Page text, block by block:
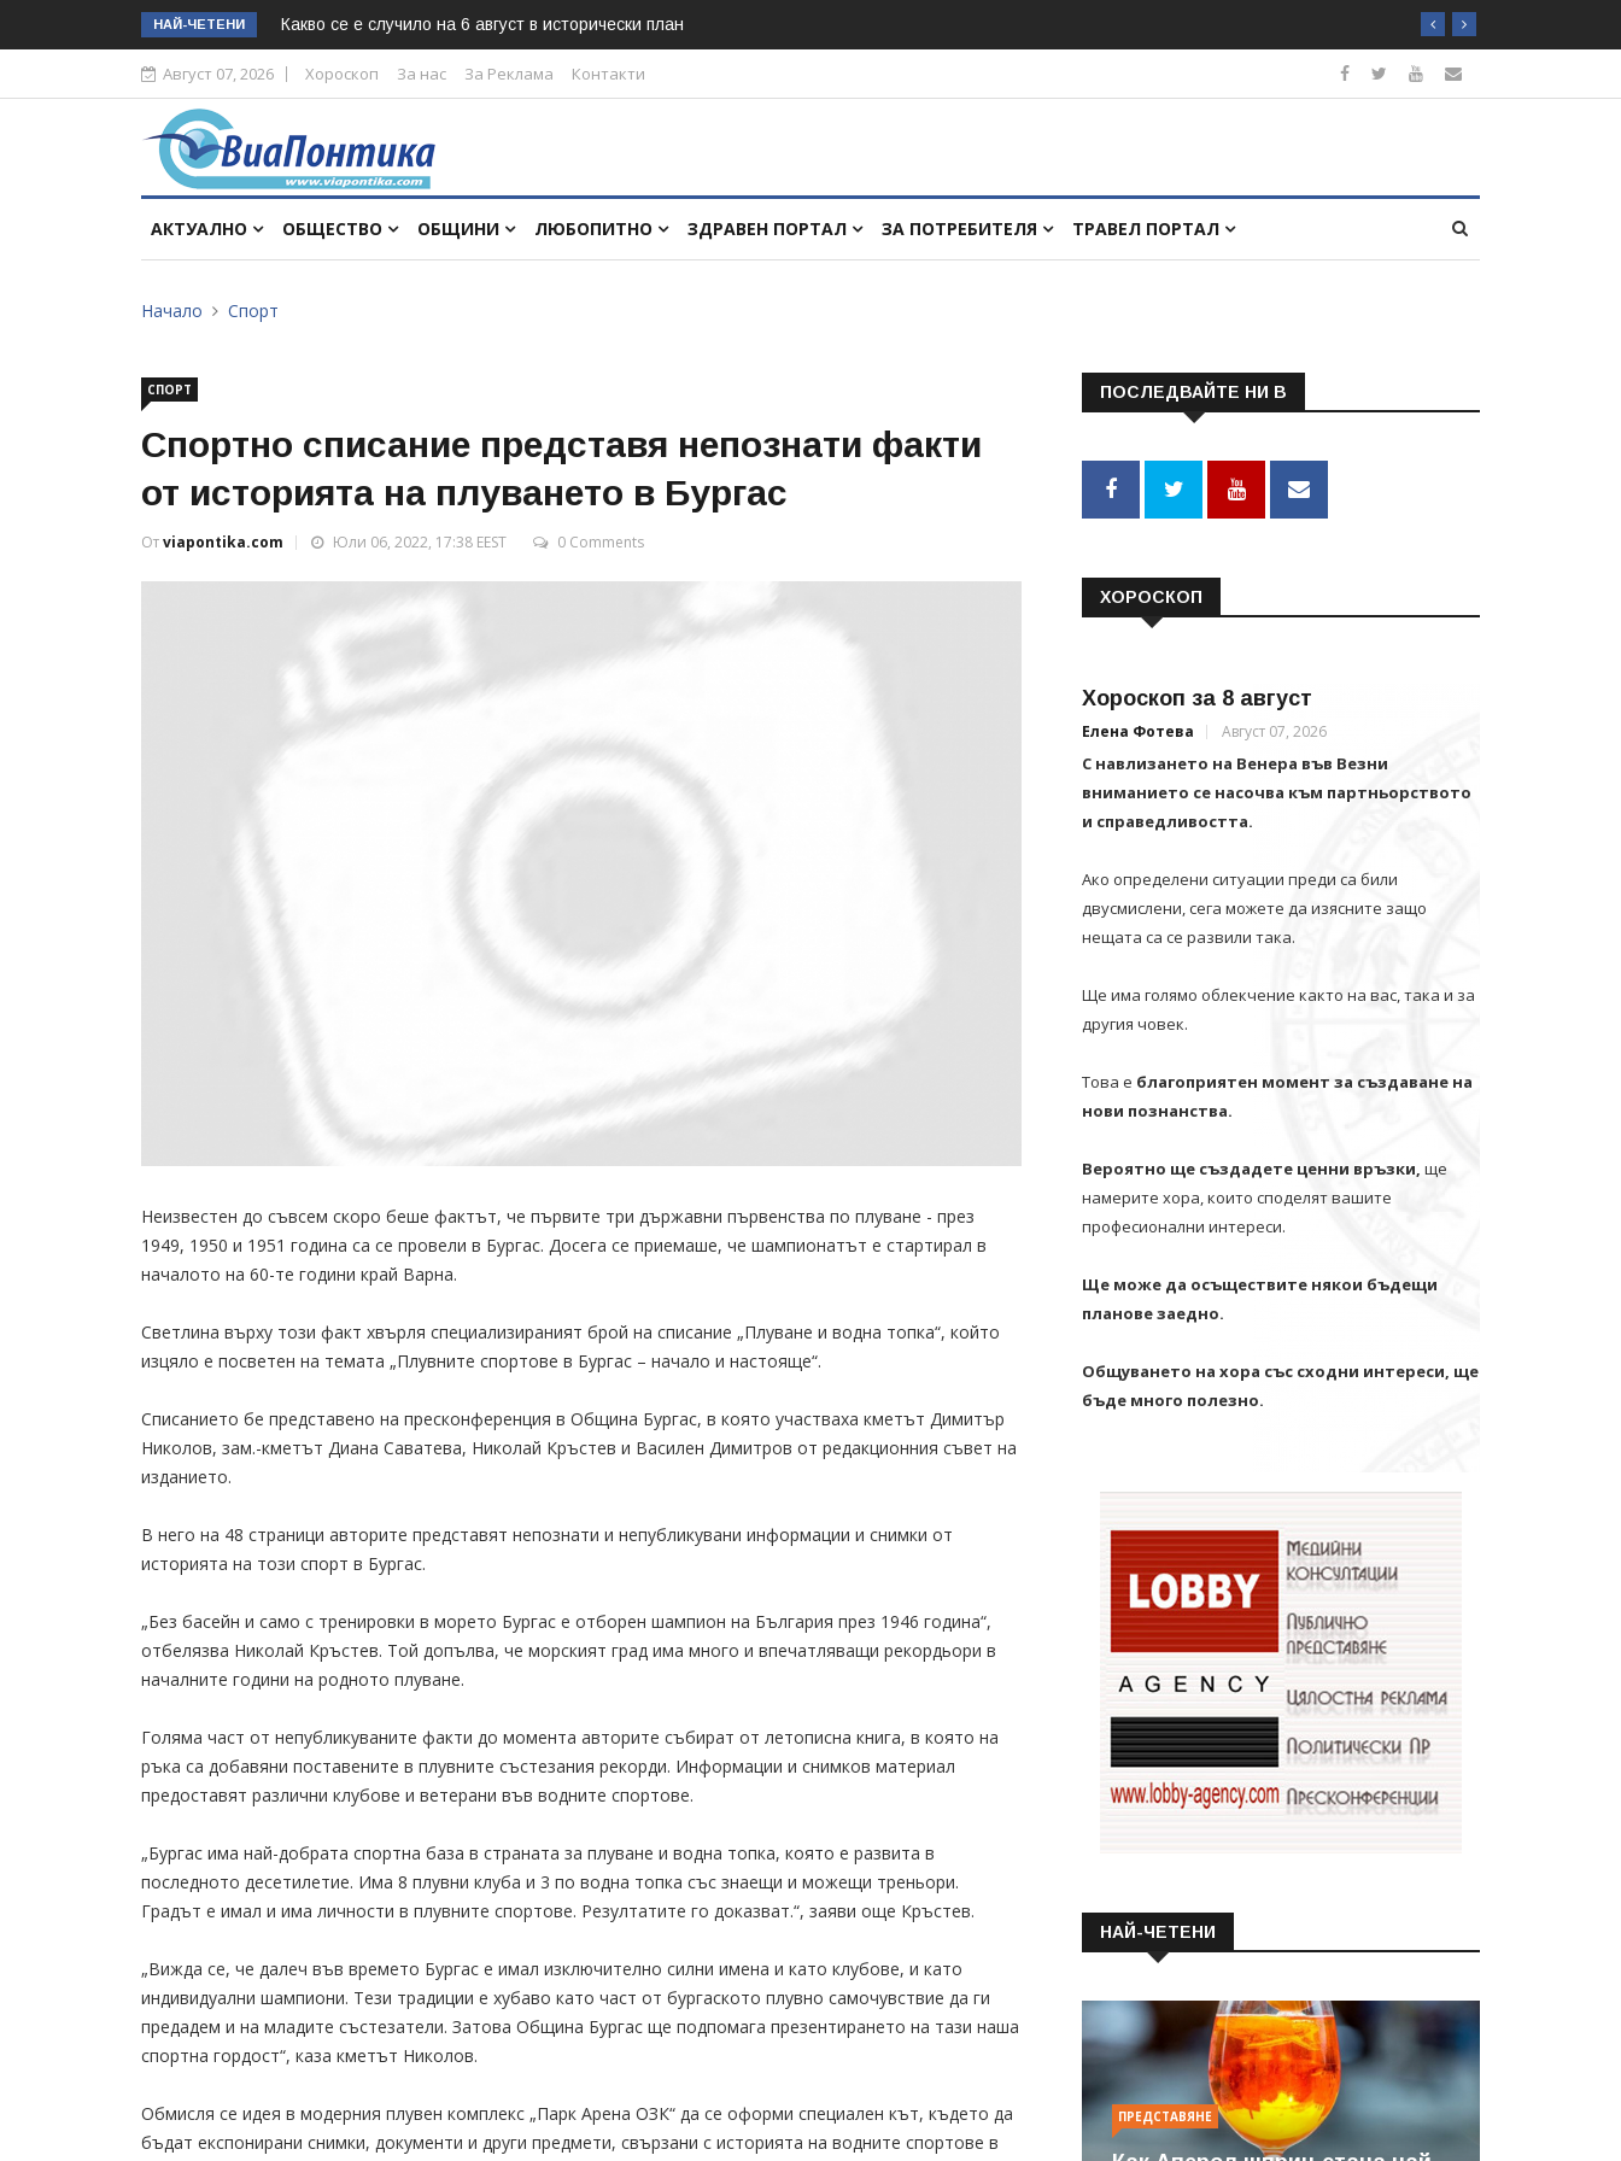
НАЙ-ЧЕТЕНИ Какво се е случило на 6 август в исторически план
Август 07, 2026 Хороскоп За нас За Реклама Контакти
АКТУАЛНО ОБЩЕСТВО ОБЩИНИ ЛЮБОПИТНО ЗДРАВЕН ПОРТАЛ ЗА ПОТРЕБИТЕЛЯ ТРАВЕЛ ПОРТАЛ
Начало Спорт
СПОРТ
Спортно списание представя непознати факти
от историята на плуването в Бургас
Отviapontika.com Юли 06, 2022, 17:38 EEST 0 Comments
Неизвестен до съвсем скоро беше фактът, че първите три държавни първенства по плуване - през
1949, 1950 и 1951 година са се провели в Бургас. Досега се приемаше, че шампионатът е стартирал в
началото на 60-те години край Варна.
Светлина върху този факт хвърля специализираният брой на списание „Плуване и водна топка“, който
изцяло е посветен на темата „Плувните спортове в Бургас – начало и настояще“.
Списанието бе представено на пресконференция в Община Бургас, в която участваха кметът Димитър
Николов, зам.-кметът Диана Саватева, Николай Кръстев и Василен Димитров от редакционния съвет на
изданието.
В него на 48 страници авторите представят непознати и непубликувани информации и снимки от
историята на този спорт в Бургас.
„Без басейн и само с тренировки в морето Бургас е отборен шампион на България през 1946 година“,
отбелязва Николай Кръстев. Той допълва, че морският град има много и впечатляващи рекордьори в
началните години на родното плуване.
Голяма част от непубликуваните факти до момента авторите събират от летописна книга, в която на
ръка са добавяни поставените в плувните състезания рекорди. Информации и снимков материал
предоставят различни клубове и ветерани във водните спортове.
„Бургас има най-добрата спортна база в страната за плуване и водна топка, която е развита в
последното десетилетие. Има 8 плувни клуба и 3 по водна топка със знаещи и можещи треньори.
Градът е имал и има личности в плувните спортове. Резултатите го доказват.“, заяви още Кръстев.
„Вижда се, че далеч във времето Бургас е имал изключително силни имена и като клубове, и като
индивидуални шампиони. Тези традиции е хубаво като част от бургаското плувно самочувствие да ги
предадем и на младите състезатели. Затова Община Бургас ще подпомага презентирането на тази наша
спортна гордост“, каза кметът Николов.
Обмисля се идея в модерния плувен комплекс „Парк Арена ОЗК“ да се оформи специален кът, където да
бъдат експонирани снимки, документи и други предмети, свързани с историята на водните спортове в
ПОСЛЕДВАЙТЕ НИ В
ХОРОСКОП
Хороскоп за 8 август
Елена Фотева Август 07, 2026
С навлизането на Венера във Везни
вниманието се насочва към партньорството
и справедливостта.
Ако определени ситуации преди са били
двусмислени, сега можете да изясните защо
нещата са се развили така.
Ще има голямо облекчение както на вас, така и за
другия човек.
Това е благоприятен момент за създаване на
нови познанства.
Вероятно ще създадете ценни връзки, ще
намерите хора, които споделят вашите
професионални интереси.
Ще може да осъществите някои бъдещи
планове заедно.
Общуването на хора със сходни интереси, ще
бъде много полезно.
НАЙ-ЧЕТЕНИ
ПРЕДСТАВЯНЕ